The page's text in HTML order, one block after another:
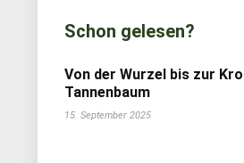
Schon gelesen?
Von der Wurzel bis zur
Tannenbaum
15. September 2025